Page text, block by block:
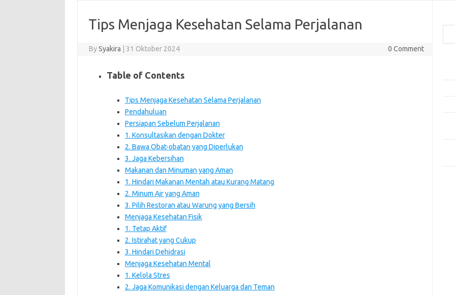
Tips Menjaga Kesehatan Selama Perjalanan
BySyakira 31 Oktober 2024 0 Comment
Table of Contents
Tips Menjaga Kesehatan Selama Perjalanan
Pendahuluan
Persiapan Sebelum Perjalanan
1. Konsultasikan dengan Dokter
2. Bawa Obat-obatan yang Diperlukan
3. Jaga Kebersihan
Makanan dan Minuman yang Aman
1. Hindari Makanan Mentah atau Kurang Matang
2. Minum Air yang Aman
3. Pilih Restoran atau Warung yang Bersih
Menjaga Kesehatan Fisik
1. Tetap Aktif
2. Istirahat yang Cukup
3. Hindari Dehidrasi
Menjaga Kesehatan Mental
1. Kelola Stres
2. Jaga Komunikasi dengan Keluarga dan Teman